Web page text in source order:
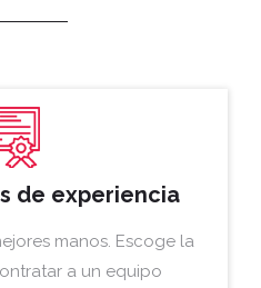
de experiencia
manos. Escoge la
a un equipo